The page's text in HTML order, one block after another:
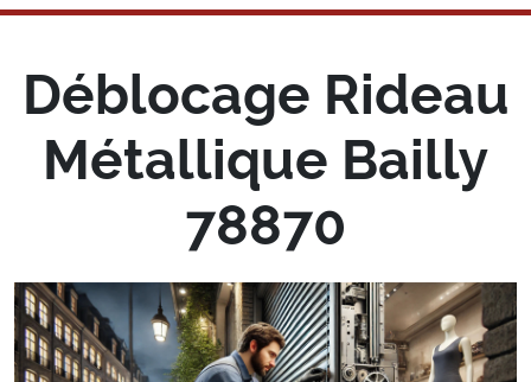
Déblocage Rideau
Métallique Bailly
78870